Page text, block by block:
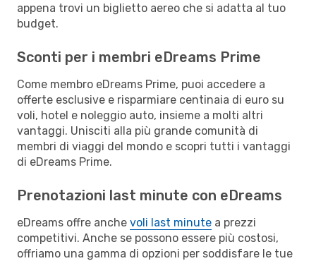
appena trovi un biglietto aereo che si adatta al tuo
budget.
Sconti per i membri eDreams Prime
Come membro eDreams Prime, puoi accedere a
offerte esclusive e risparmiare centinaia di euro su
voli, hotel e noleggio auto, insieme a molti altri
vantaggi. Unisciti alla più grande comunità di
membri di viaggi del mondo e scopri tutti i vantaggi
di eDreams Prime.
Prenotazioni last minute con eDreams
eDreams offre anche voli last minute a prezzi
competitivi. Anche se possono essere più costosi,
offriamo una gamma di opzioni per soddisfare le tue